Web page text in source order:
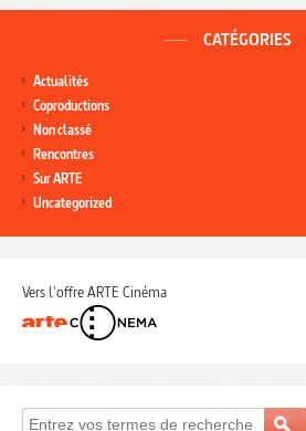
CATÉGORIES
Actualités
Coproductions
Non classé
Rencontres
Sur ARTE
Uncategorized
Vers l'offre ARTE Cinéma